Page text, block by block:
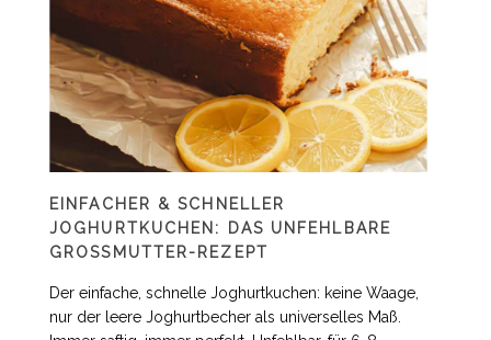
EINFACHER & SCHNELLER
JOGHURTKUCHEN: DAS UNFEHLBARE
GROSSMUTTER-REZEPT
Der einfache, schnelle Joghurtkuchen: keine Waage,
nur der leere Joghurtbecher als universelles Maß.